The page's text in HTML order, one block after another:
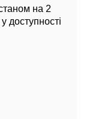
на 2
доступності